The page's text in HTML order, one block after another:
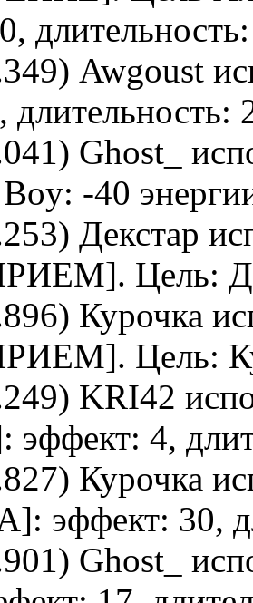
Awgoust
длительность:
Ghost_
: -40
Декстар
]. Цель:
Курочка
]. Цель:
KRI42
эффект: 4,
Курочка
]: эффект: 30,
Ghost_